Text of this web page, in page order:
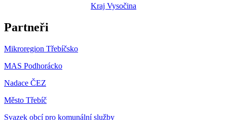
Kraj Vysočina
Partneři
Mikroregion Třebíčsko
MAS Podhorácko
Nadace ČEZ
Město Třebíč
Svazek obcí pro komunální služby